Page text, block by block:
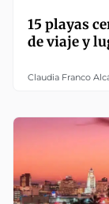
15 playas
de viaje y
Claudia Franco